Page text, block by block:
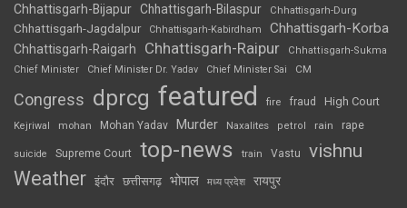
Chhattisgarh-Bijapur Chhattisgarh-Bilaspur Chhattisgarh-Durg
Chhattisgarh-Jagdalpur Chhattisgarh-Kabirdham Chhattisgarh-Korba
Chhattisgarh-Raigarh Chhattisgarh-Raipur
Chhattisgarh-Sukma
Chief Minister
Chief Minister Dr. Yadav Chief Minister Sai CM
Congress dprcg featured fire fraud High Court
Kejriwal mohan Mohan Yadav Murder Naxalites petrol rain rape
suicide Supreme Court top-news train Vastu vishnu
Weather इंदौर छत्तीसगढ़ भोपाल मध्य प्रदेश रायपुर